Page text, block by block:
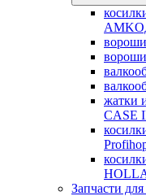
жатки
CASE
Запчасти